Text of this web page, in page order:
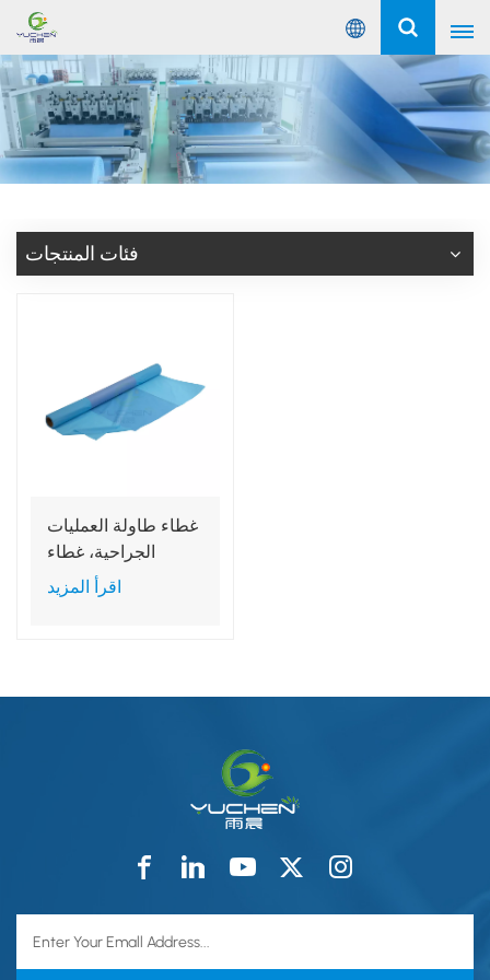
عربي
English
Русский
Español
فئات المنتجات
غطاء طاولة العمليات
الجراحية، غطاء
المعدات، غطاء العربة
اقرأ المزيد